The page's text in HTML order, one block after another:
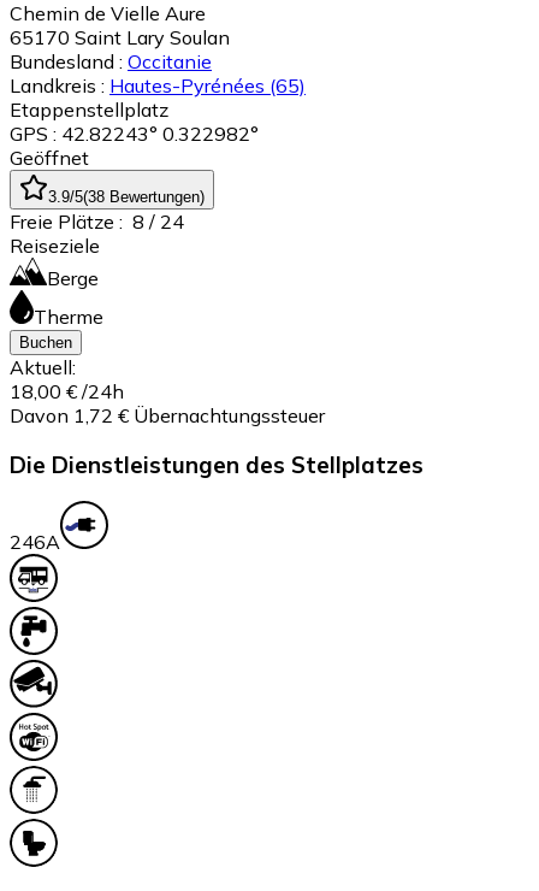
Chemin de Vielle Aure
65170 Saint Lary Soulan
Bundesland : Occitanie
Landkreis : Hautes-Pyrénées (65)
Etappenstellplatz
GPS : 42.82243° 0.322982°
Geöffnet
3.9/5(38 Bewertungen)
Freie Plätze : 8 / 24
Reiseziele
Berge
Therme
Buchen
Aktuell:
18,00 € /24h
Davon 1,72 € Übernachtungssteuer
Die Dienstleistungen des Stellplatzes
246A